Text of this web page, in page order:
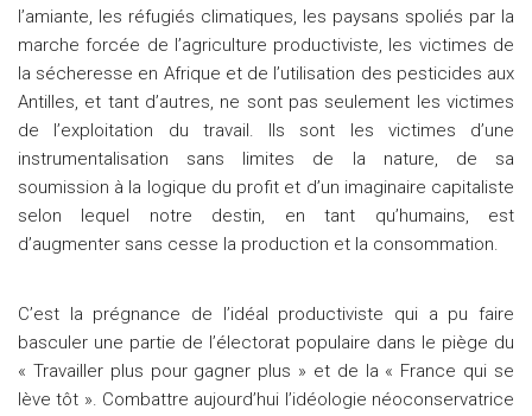
l’amiante, les réfugiés climatiques, les paysans spoliés par la
marche forcée de l’agriculture productiviste, les victimes de
la sécheresse en Afrique et de l’utilisation des pesticides aux
Antilles, et tant d’autres, ne sont pas seulement les victimes
de l’exploitation du travail. Ils sont les victimes d’une
instrumentalisation sans limites de la nature, de sa
soumission à la logique du profit et d’un imaginaire capitaliste
selon lequel notre destin, en tant qu’humains, est
d’augmenter sans cesse la production et la consommation.
C’est la prégnance de l’idéal productiviste qui a pu faire
basculer une partie de l’électorat populaire dans le piège du
« Travailler plus pour gagner plus » et de la « France qui se
lève tôt ». Combattre aujourd’hui l’idéologie néoconservatrice